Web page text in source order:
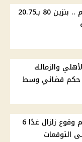
أسعار الوقود في مصر اليوم .. بنزين 80 بـ20.75
والزمالك
حكم قضائي وسط
البحوث الفلكية تحسم مزاعم وقوع زلزال غدًا 6
التوقعات